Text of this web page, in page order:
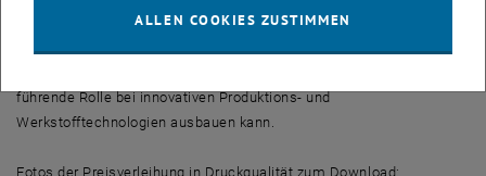
Der neue "Böhler-Uddeholm Precision Strip Forschungspreis" soll
führende Rolle bei innovativen Produktions- und
Werkstofftechnologien ausbauen kann.
Fotos der Preisverleihung in Druckqualität zum Download:
ALLEN COOKIES ZUSTIMMEN